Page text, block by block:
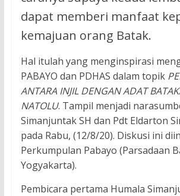
dapat memberi manfaat
kemajuan orang Batak.
Hal itulah yang menginspirasi
PABAYO dan PDHAS dalam topik
ANTARA INJIL DENGAN ADAT
NATOLU. Tampil menjadi
Simanjuntak SH dan Pdt Eldarton
pada Rabu, (12/8/20). Diskusi ini
Perkumpulan Pabayo (Parsadaan
Yogyakarta).
Pembicara pertama Humala